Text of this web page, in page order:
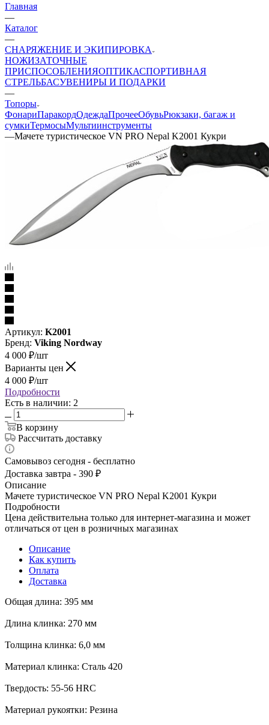
Главная
—
Каталог
—
СНАРЯЖЕНИЕ И ЭКИПИРОВКА
НОЖИЗАТОЧНЫЕ
ПРИСПОСОБЛЕНИЯОПТИКАСПОРТИВНАЯ
СТРЕЛЬБАСУВЕНИРЫ И ПОДАРКИ
—
Топоры
ФонариПаракордОдеждаПрочееОбувьРюкзаки, багаж и
сумкиТермосыМультиинструменты
—Мачете туристическое VN PRO Nepal K2001 Кукри
Артикул: K2001
Бренд: Viking Nordway
4 000 ₽/шт
Варианты цен
4 000 ₽/шт
Подробности
Есть в наличии: 2
В корзину
Рассчитать доставку
Самовывоз сегодня - бесплатно
Доставка завтра - 390 ₽
Описание
Мачете туристическое VN PRO Nepal K2001 Кукри
Подробности
Цена действительна только для интернет-магазина и может
отличаться от цен в розничных магазинах
Описание
Как купить
Оплата
Доставка
Общая длина: 395 мм
Длина клинка: 270 мм
Толщина клинка: 6,0 мм
Материал клинка: Сталь 420
Твердость: 55-56 HRC
Материал рукоятки: Резина